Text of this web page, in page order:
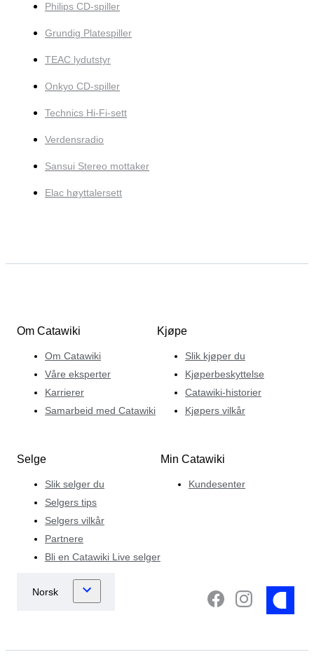
Philips CD-spiller
Grundig Platespiller
TEAC lydutstyr
Onkyo CD-spiller
Technics Hi-Fi-sett
Verdensradio
Sansui Stereo mottaker
Elac høyttalersett
Om Catawiki
Om Catawiki
Våre eksperter
Karrierer
Samarbeid med Catawiki
Kjøpe
Slik kjøper du
Kjøperbeskyttelse
Catawiki-historier
Kjøpers vilkår
Selge
Slik selger du
Selgers tips
Selgers vilkår
Partnere
Bli en Catawiki Live selger
Min Catawiki
Kundesenter